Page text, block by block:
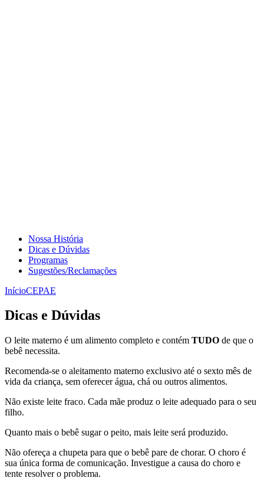
Nossa História
Dicas e Dúvidas
Programas
Sugestões/Reclamações
InícioCEPAE
Dicas e Dúvidas
O leite materno é um alimento completo e contém TUDO de que o
bebê necessita.
Recomenda-se o aleitamento materno exclusivo até o sexto mês de
vida da criança, sem oferecer água, chá ou outros alimentos.
Não existe leite fraco. Cada mãe produz o leite adequado para o seu
filho.
Quanto mais o bebê sugar o peito, mais leite será produzido.
Não ofereça a chupeta para que o bebê pare de chorar. O choro é
sua única forma de comunicação. Investigue a causa do choro e
tente resolver o problema.